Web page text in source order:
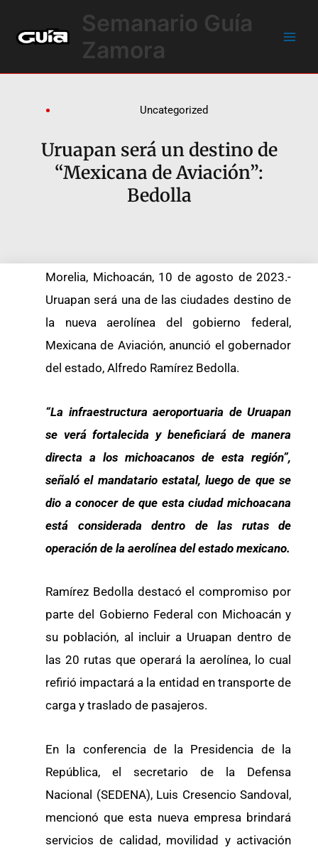
contenido
Semanario Guía
Zamora
Uncategorized
Uruapan será un destino de
“Mexicana de Aviación”:
Bedolla
Morelia, Michoacán, 10 de agosto de 2023.-
Uruapan será una de las ciudades destino de
la nueva aerolínea del gobierno federal,
Mexicana de Aviación, anunció el gobernador
del estado, Alfredo Ramírez Bedolla.
“La infraestructura aeroportuaria de Uruapan
se verá fortalecida y beneficiará de manera
directa a los michoacanos de esta región”,
señaló el mandatario estatal, luego de que se
dio a conocer de que esta ciudad michoacana
está considerada dentro de las rutas de
operación de la aerolínea del estado mexicano.
Ramírez Bedolla destacó el compromiso por
parte del Gobierno Federal con Michoacán y
su población, al incluir a Uruapan dentro de
las 20 rutas que operará la aerolínea, lo cual
refirió impactará a la entidad en transporte de
carga y traslado de pasajeros.
En la conferencia de la Presidencia de la
República, el secretario de la Defensa
Nacional (SEDENA), Luis Cresencio Sandoval,
mencionó que esta nueva empresa brindará
servicios de calidad, movilidad y activación